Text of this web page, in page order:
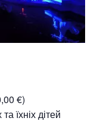
€)
їхніх дітей